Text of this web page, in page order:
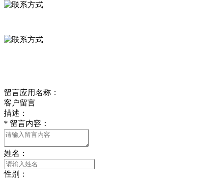
留言应用名称：
客户留言
描述：
* 留言内容：
姓名：
性别：